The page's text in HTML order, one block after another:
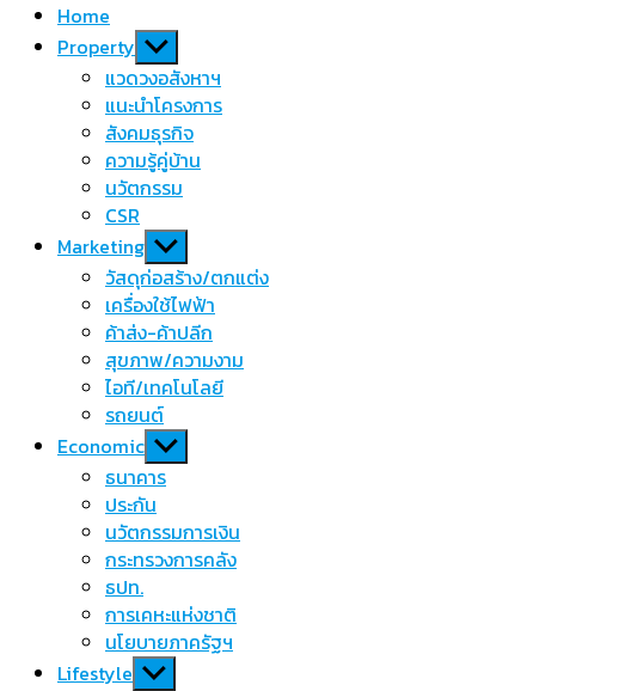
Home
Property Show
sub
menu
แวดวงอสังหาฯ
แนะนำโครงการ
สังคมธุรกิจ
ความรู้คู่บ้าน
นวัตกรรม
CSR
Marketing Show
sub
menu
วัสดุก่อสร้าง/ตกแต่ง
เครื่องใช้ไฟฟ้า
ค้าส่ง-ค้าปลีก
สุขภาพ/ความงาม
ไอที/เทคโนโลยี
รถยนต์
Economic Show
sub
menu
ธนาคาร
ประกัน
นวัตกรรมการเงิน
กระทรวงการคลัง
ธปท.
การเคหะแห่งชาติ
นโยบายภาครัฐฯ
Lifestyle Show